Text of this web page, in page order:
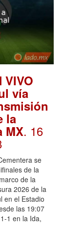
VIVO
vía
la
MX. 16
se
de la
de la
2026 de la
en el Estadio
las 19:07
1 en la Ida,